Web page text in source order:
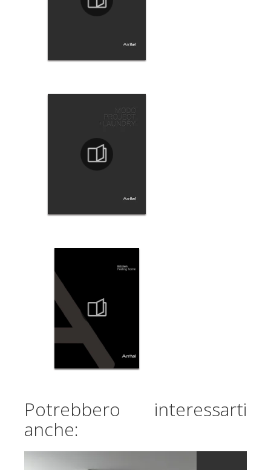
Potrebbero interessarti
anche: